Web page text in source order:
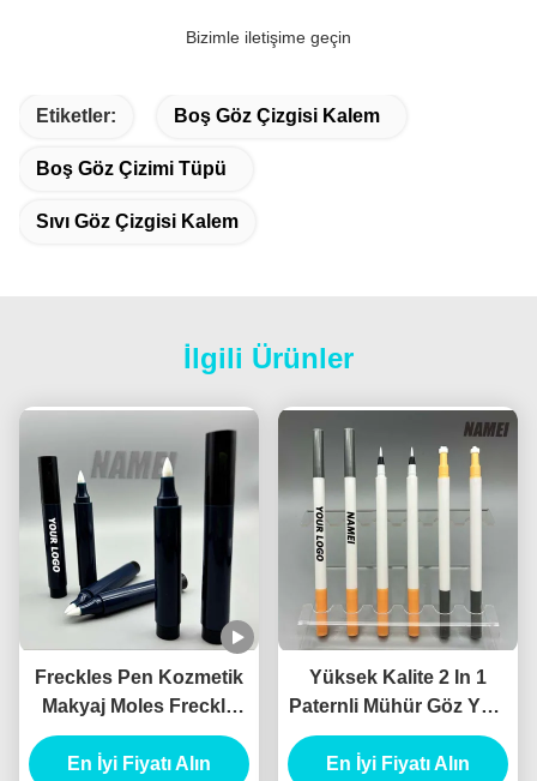
Bizimle iletişime geçin
Etiketler: Boş Göz Çizgisi Kalem
Boş Göz Çizimi Tüpü
Sıvı Göz Çizgisi Kalem
İlgili Ürünler
Freckles Pen Kozmetik
Makyaj Moles Freckle
Pen Özel Logo OEM
Toptan Satış Freckle
En İyi Fiyatı Alın
Yüksek Kalite 2 In 1
Paternli Mühür Göz Yağı
Sıvı Göz Yağı Kozmetik
Göz Yağı Paket Canthus
En İyi Fiyatı Alın